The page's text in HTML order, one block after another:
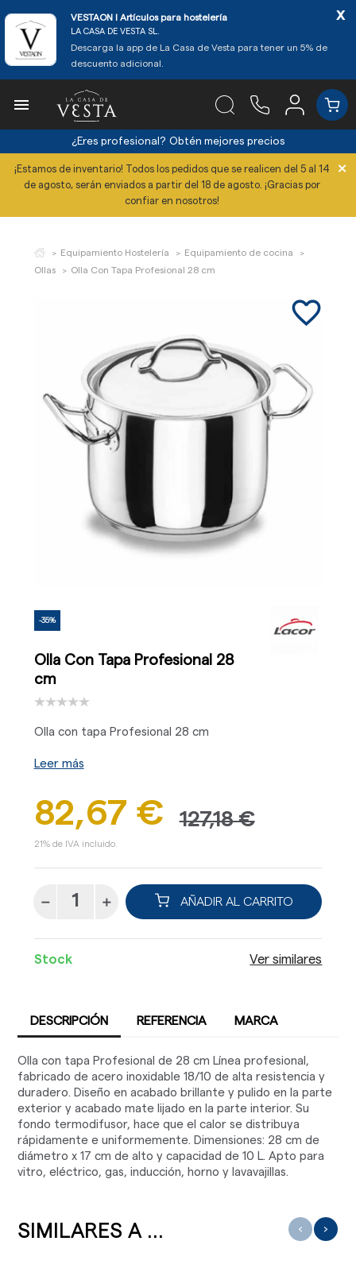
VESTAON l Artículos para hostelería
LA CASA DE VESTA SL.
Descarga la app de La Casa de Vesta para tener un 5% de
descuento adicional.
x

¿Eres profesional? Obtén mejores precios
¡Estamos de inventario! Todos los pedidos que se realicen del 5 al 14
de agosto, serán enviados a partir del 18 de agosto. ¡Gracias por
confiar en nosotros!
×
Equipamiento Hostelería
Equipamiento de cocina
Ollas
Olla Con Tapa Profesional 28 cm
favorite_border
-35%
Olla Con Tapa Profesional 28
cm
Olla con tapa Profesional 28 cm
Leer más
82,67 € 127,18 €
21% de IVA incluido.
AÑADIR AL CARRITO
Stock Ver similares
DESCRIPCIÓN REFERENCIA MARCA
Olla con tapa Profesional de 28 cm Línea profesional,
fabricado de acero inoxidable 18/10 de alta resistencia y
duradero. Diseño en acabado brillante y pulido en la parte
exterior y acabado mate lijado en la parte interior. Su
fondo termodifusor, hace que el calor se distribuya
rápidamente e uniformemente. Dimensiones: 28 cm de
diámetro x 17 cm de alto y capacidad de 10 L. Apto para
vitro, eléctrico, gas, inducción, horno y lavavajillas.
SIMILARES A ... ‹ ›